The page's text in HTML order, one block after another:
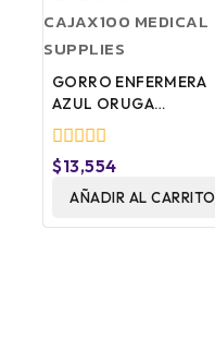
GORRO ENFERMERA
AZUL ORUGA
CAJAX100 MEDICAL
SUPPLIES
0
fuera
de
$13,554
AÑADIR AL CARRITO